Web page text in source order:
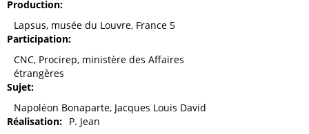
Production
Lapsus, musée du Louvre, France 5
Participation
CNC, Procirep, ministère des Affaires
étrangères
Sujet
Napoléon Bonaparte, Jacques Louis David
Réalisation
P. Jean